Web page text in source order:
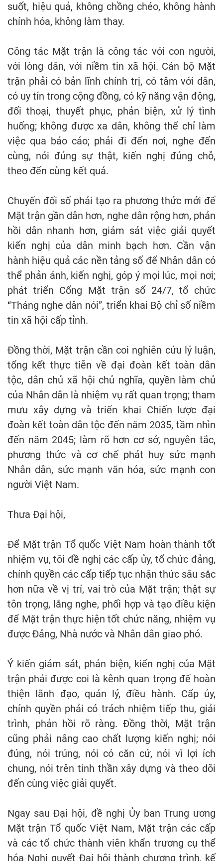
suốt, hiệu quả, không chồng chéo, không hành
chính hóa, không làm thay.
Công tác Mặt trận là công tác với con người,
với lòng dân, với niềm tin xã hội. Cán bộ Mặt
trận phải có bản lĩnh chính trị, có tâm với dân,
có uy tín trong cộng đồng, có kỹ năng vận động,
đối thoại, thuyết phục, phản biện, xử lý tình
huống; không được xa dân, không thể chỉ làm
việc qua báo cáo; phải đi đến nơi, nghe đến
cùng, nói đúng sự thật, kiến nghị đúng chỗ,
theo đến cùng kết quả.
Chuyển đổi số phải tạo ra phương thức mới để
Mặt trận gần dân hơn, nghe dân rộng hơn, phản
hồi dân nhanh hơn, giám sát việc giải quyết
kiến nghị của dân minh bạch hơn. Cần vận
hành hiệu quả các nền tảng số để Nhân dân có
thể phản ánh, kiến nghị, góp ý mọi lúc, mọi nơi;
phát triển Cổng Mặt trận số 24/7, tổ chức
“Tháng nghe dân nói”, triển khai Bộ chỉ số niềm
tin xã hội cấp tỉnh.
Đồng thời, Mặt trận cần coi nghiên cứu lý luận,
tổng kết thực tiễn về đại đoàn kết toàn dân
tộc, dân chủ xã hội chủ nghĩa, quyền làm chủ
của Nhân dân là nhiệm vụ rất quan trọng; tham
mưu xây dựng và triển khai Chiến lược đại
đoàn kết toàn dân tộc đến năm 2035, tầm nhìn
đến năm 2045; làm rõ hơn cơ sở, nguyên tắc,
phương thức và cơ chế phát huy sức mạnh
Nhân dân, sức mạnh văn hóa, sức mạnh con
người Việt Nam.
Thưa Đại hội,
Để Mặt trận Tổ quốc Việt Nam hoàn thành tốt
nhiệm vụ, tôi đề nghị các cấp ủy, tổ chức đảng,
chính quyền các cấp tiếp tục nhận thức sâu sắc
hơn nữa về vị trí, vai trò của Mặt trận; thật sự
tôn trọng, lắng nghe, phối hợp và tạo điều kiện
để Mặt trận thực hiện tốt chức năng, nhiệm vụ
được Đảng, Nhà nước và Nhân dân giao phó.
Ý kiến giám sát, phản biện, kiến nghị của Mặt
trận phải được coi là kênh quan trọng để hoàn
thiện lãnh đạo, quản lý, điều hành. Cấp ủy,
chính quyền phải có trách nhiệm tiếp thu, giải
trình, phản hồi rõ ràng. Đồng thời, Mặt trận
cũng phải nâng cao chất lượng kiến nghị; nói
đúng, nói trúng, nói có căn cứ, nói vì lợi ích
chung, nói trên tinh thần xây dựng và theo dõi
đến cùng việc giải quyết.
Ngay sau Đại hội, đề nghị Ủy ban Trung ương
Mặt trận Tổ quốc Việt Nam, Mặt trận các cấp
và các tổ chức thành viên khẩn trương cụ thể
hóa Nghị quyết Đại hội thành chương trình, kế